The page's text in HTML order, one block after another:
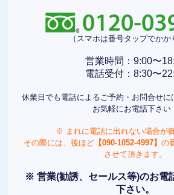
（スマホは番号タップでかか
営業時間：9:00〜
電話受付：8:30〜
休業日でも電話によるご予約・お問合せに
お気軽にお電話下さい
※ まれに電話に出れない場合が御
その際には、後ほど【090-1052-4997】 の
させて頂きます。
※ 営業(勧誘、セールス等)のお電
下さい。